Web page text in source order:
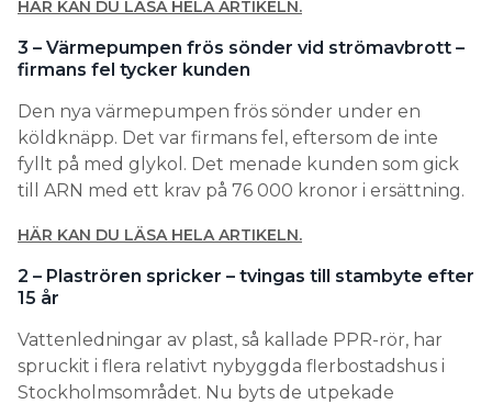
HÄR KAN DU LÄSA HELA ARTIKELN.
3 – Värmepumpen frös sönder vid strömavbrott –
firmans fel tycker kunden
Den nya värmepumpen frös sönder under en
köldknäpp. Det var firmans fel, eftersom de inte
fyllt på med glykol. Det menade kunden som gick
till ARN med ett krav på 76 000 kronor i ersättning.
HÄR KAN DU LÄSA HELA ARTIKELN.
2 – Plaströren spricker – tvingas till stambyte efter
15 år
Vattenledningar av plast, så kallade PPR-rör, har
spruckit i flera relativt nybyggda flerbostadshus i
Stockholmsområdet. Nu byts de utpekade